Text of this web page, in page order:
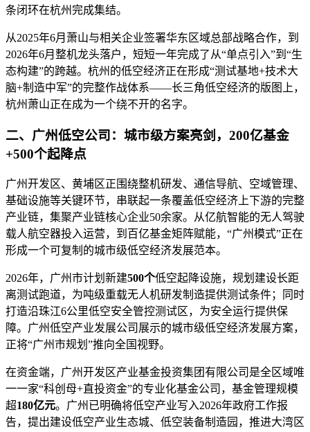
条闭环在杭州完成集结。
从2025年6月萧山与相关企业签署华东区域总部战略合作，到
2026年6月整机龙头落户，短短一年完成了从“单点引入”到“生
态构建”的跨越。杭州的低空经济正在形成“测试基地+技术大
脑+制造中军”的完整作战体系——长三角低空经济的版图上，
杭州萧山正在成为一个绕不开的名字。
二、广州低空公司：城市级方案亮剑，200亿基金
+500个起降点
广州开发区、黄埔区正围绕整机研发、通信导航、空域管理、
基础设施等关键环节，串联起一条覆盖低空经济上下游的完整
产业链，集聚产业链核心企业50余家。从亿航智能的无人驾驶
载人航空器投入运营，到百亿基金矩阵赋能，“广州模式”正在
形成一个可复制的城市级低空经济发展范本。
2026年，广州市计划新建500个低空起降设施，规划建设长距
离测试跑道，为吨级重载无人机研发制造提供测试条件；同时
打造沿珠江6公里低空安全管控测试区，为安全运行提供保
障。广州低空产业发展公司展示的城市级低空经济发展方案，
正将“广州市规划”推向全国视野。
在资金端，广州开发区产业基金投资集团有限公司是全区域唯
一一家“科创母+直投资金”的专业化基金公司，基金管理规模
超180亿元。广州已明确将低空产业写入2026年政府工作报
告，提出建设低空产业生态城、低空装备制造园，推进大湾区